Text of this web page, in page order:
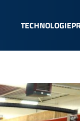
TECHNOLOGIE